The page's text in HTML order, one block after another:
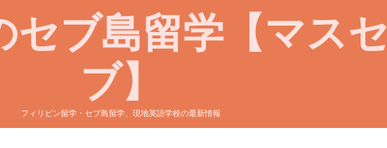
セブ島留学【マスセ
ブ】
フィリピン留学・セブ島留学、現地英語学校の最新情報